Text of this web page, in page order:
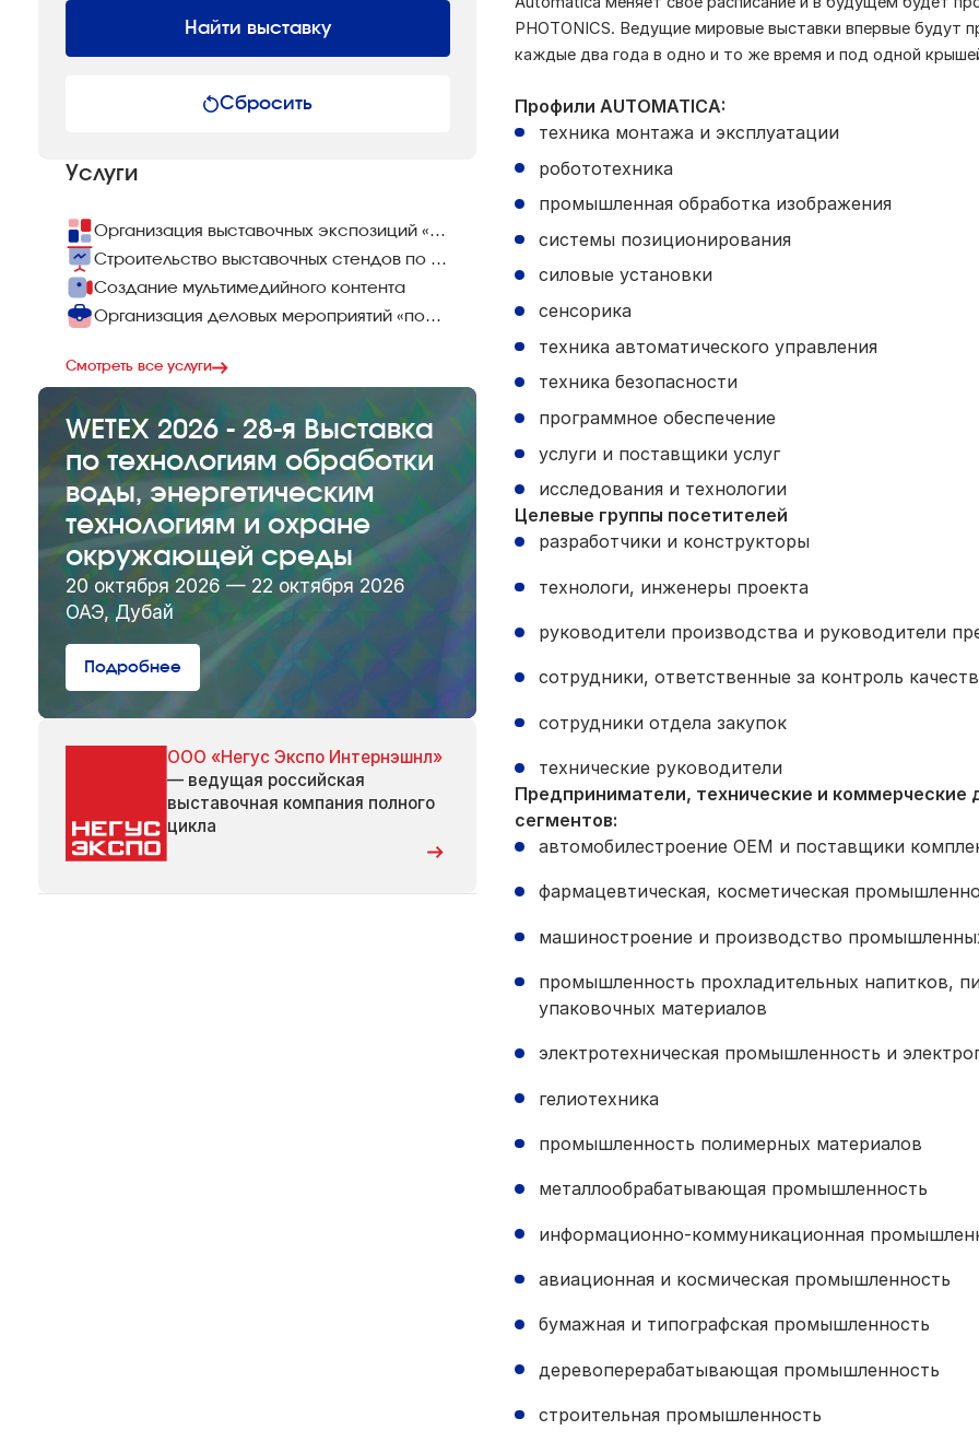
Найти выставку
Сбросить
Услуги
Организация выставочных экспозиций «под ключ»
Строительство выставочных стендов по всему миру
Создание мультимедийного контента
Организация деловых мероприятий «под ключ»
Смотреть все услуги
WETEX 2026 - 28-я Выставка
по технологиям обработки
воды, энергетическим
технологиям и охране
окружающей среды
20 октября 2026 — 22 октября 2026
ОАЭ, Дубай
Подробнее
ООО «Негус Экспо Интернэшнл»
— ведущая российская
выставочная компания полного
цикла
PHOTONICS. Ведущие мировые выставки впервые будут
каждые два года в одно и то же время и под одной
Профили AUTOMATICA:
техника монтажа и эксплуатации
робототехника
промышленная обработка изображения
системы позиционирования
силовые установки
сенсорика
техника автоматического управления
техника безопасности
программное обеспечение
услуги и поставщики услуг
исследования и технологии
Целевые группы посетителей
разработчики и конструкторы
технологи, инженеры проекта
руководители производства и руководители
сотрудники, ответственные за контроль
сотрудники отдела закупок
технические руководители
Предприниматели, технические и
сегментов:
автомобилестроение ОЕМ и поставщики
фармацевтическая, косметическая
машиностроение и производство
промышленность прохладительных напитков,
упаковочных материалов
электротехническая промышленность и
гелиотехника
промышленность полимерных материалов
металлообрабатывающая промышленность
информационно-коммуникационная
авиационная и космическая промышленность
бумажная и типографская промышленность
деревоперерабатывающая промышленность
строительная промышленность